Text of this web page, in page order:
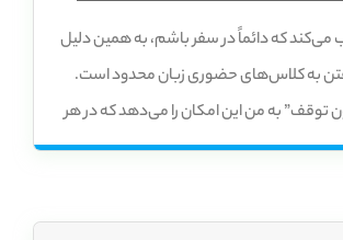
که دائماً در سفر باشم، به همین دلیل
به کلاس‌های حضوری زبان محدود است.
توقف” به من این امکان را می‌دهد که در هر
زبان یاد بگیرم. من می‌توانم از این
بزرگی به من می‌دهد و به من کمک